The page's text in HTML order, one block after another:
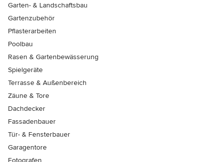
Garten- & Landschaftsbau
Gartenzubehör
Pflasterarbeiten
Poolbau
Rasen & Gartenbewässerung
Spielgeräte
Terrasse & Außenbereich
Zäune & Tore
Dachdecker
Fassadenbauer
Tür- & Fensterbauer
Garagentore
Fotografen